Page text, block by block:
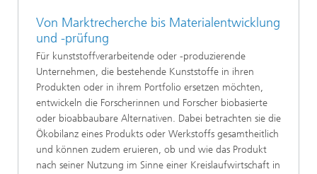
Von Marktrecherche bis Materialentwicklung
und -prüfung
Für kunststoffverarbeitende oder -produzierende
Unternehmen, die bestehende Kunststoffe in ihren
Produkten oder in ihrem Portfolio ersetzen möchten,
entwickeln die Forscherinnen und Forscher biobasierte
oder bioabbaubare Alternativen. Dabei betrachten sie die
Ökobilanz eines Produkts oder Werkstoffs gesamtheitlich
und können zudem eruieren, ob und wie das Produkt
nach seiner Nutzung im Sinne einer Kreislaufwirtschaft in